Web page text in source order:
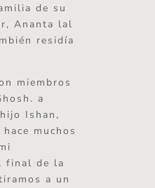
de su
Ananta lal
residía
miembros
a
Ishan,
muchos
final de la
a un